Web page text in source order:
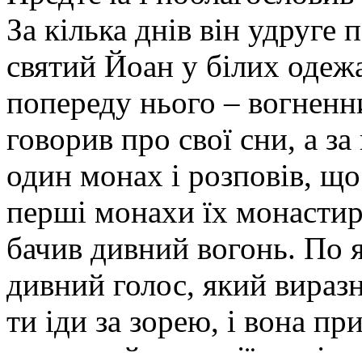
За кілька днів він
святий Йоан у білих
попереду нього –
говорив про свої сни, а
один монах і розповів,
перші монахи їх
бачив дивний вогонь. По
дивний голос, який
ти іди за зорею, і вона